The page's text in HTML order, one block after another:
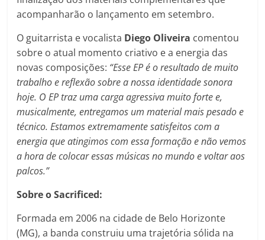
acompanharão o lançamento em setembro.
O guitarrista e vocalista Diego Oliveira comentou
sobre o atual momento criativo e a energia das
novas composições: “Esse EP é o resultado de muito
trabalho e reflexão sobre a nossa identidade sonora
hoje. O EP traz uma carga agressiva muito forte e,
musicalmente, entregamos um material mais pesado e
técnico. Estamos extremamente satisfeitos com a
energia que atingimos com essa formação e não vemos
a hora de colocar essas músicas no mundo e voltar aos
palcos.”
Sobre o Sacrificed:
Formada em 2006 na cidade de Belo Horizonte
(MG), a banda construiu uma trajetória sólida na